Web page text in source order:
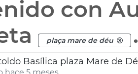
con
plaça mare de déu .
Basílica plaza Mare de